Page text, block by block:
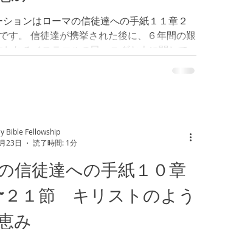
ョンはローマの信徒達への手紙１１章２
す。 信徒達が携挙された後に、６年間の艱
われるイスラエルの民、ユダヤ人に関して
ます。 信徒達が具体的にいつ携挙されるか
信徒達への手紙１０章
２１節 キリストのよう
み
Bible Fellowship
23日
読了時間: 1分